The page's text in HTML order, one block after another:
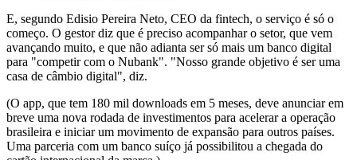
E, segundo Edisio Pereira Neto, CEO da fintech, o serviço é só o
começo. O gestor diz que é preciso acompanhar o setor, que vem
avançando muito, e que não adianta ser só mais um banco digital
para "competir com o Nubank". "Nosso grande objetivo é ser uma
casa de câmbio digital", diz.
(O app, que tem 180 mil downloads em 5 meses, deve anunciar em
breve uma nova rodada de investimentos para acelerar a operação
brasileira e iniciar um movimento de expansão para outros países.
Uma parceria com um banco suíço já possibilitou a chegada do